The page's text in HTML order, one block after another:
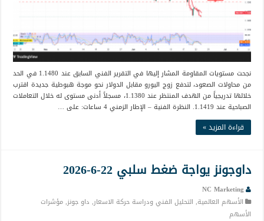
نجحت مستويات المقاومة المشار إليها في التقرير الفني السابق عند 1.1480 في الحد
من محاولات الصعود، لتدفع زوج اليورو مقابل الدولار نحو موجة هبوطية جديدة اقترب
خلالها تدريجياً من الهدف المنتظر عند 1.1380، مسجلاً أدنى مستوى له خلال التعاملات
الصباحية عند 1.1419. النظرة الفنية – الإطار الزمني 4 ساعات: على …
قراءة المزيد »
داوجونز يواجة ضغط سلبي 22-6-2026
NC Marketing
الأسهم العالمية, التحليل الفني ودراسة حركة الاسعار, داو جونز,مؤشرات
الأسهم